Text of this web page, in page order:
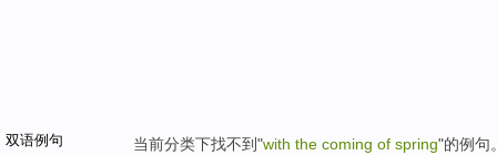
双语例句 当前分类下找不到"with the coming of spring"的例句